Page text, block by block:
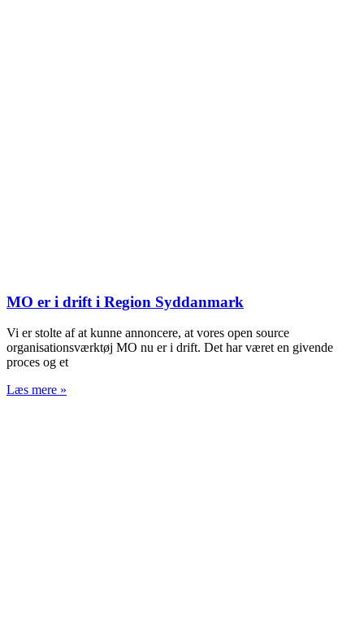
MO er i drift i Region Syddanmark
Vi er stolte af at kunne annoncere, at vores open source
organisationsværktøj MO nu er i drift. Det har været en givende
proces og et
Læs mere »